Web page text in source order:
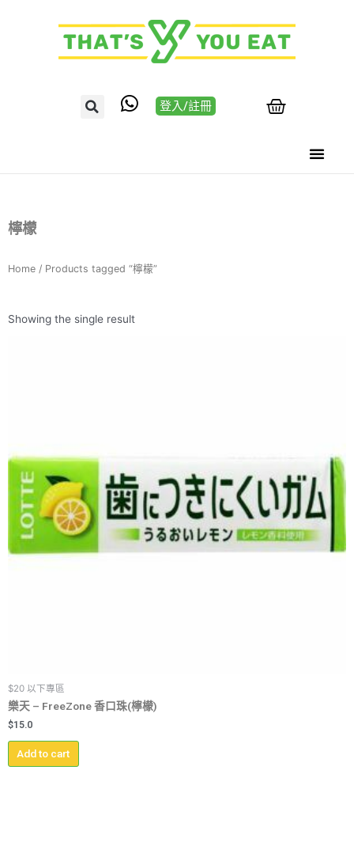
登入/註冊
檸檬
Home / Products tagged “檸檬”
Showing the single result
$20 以下專區
樂天 – FreeZone 香口珠(檸檬)
$15.0
Add to cart